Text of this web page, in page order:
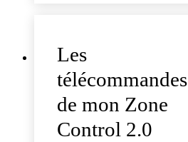
Les
télécommandes
de mon Zone
Control 2.0